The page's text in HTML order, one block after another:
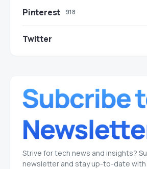
Pinterest 918
Twitter
Strive for tech news and insights?
newsletter and stay up-to-date